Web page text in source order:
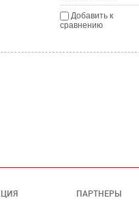
Добавить к
сравнению
ПАРТНЕРЫ